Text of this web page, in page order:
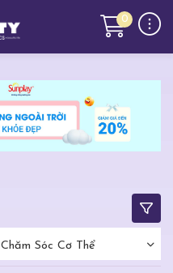
0
Chăm Sóc Cơ Thể